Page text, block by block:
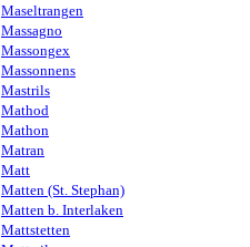
Maseltrangen
Massagno
Massongex
Massonnens
Mastrils
Mathod
Mathon
Matran
Matt
Matten (St. Stephan)
Matten b. Interlaken
Mattstetten